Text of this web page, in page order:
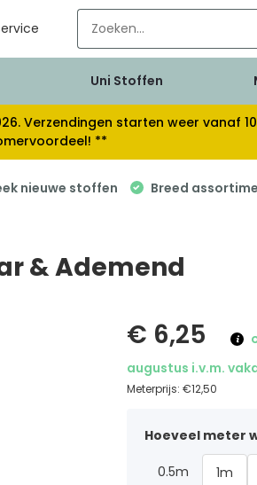
Uni Stoffen
Verzendingen starten weer vanaf
**
nieuwe stoffen Breed
& Ademend
€ 6,25
augustus i.v.m.
Meterprijs:€12,50
Hoeveel meter
0.5m 1m